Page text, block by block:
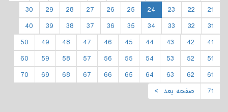
21
22
23
24
25
26
27
28
29
30
31
32
33
34
35
36
37
38
39
40
41
42
43
44
45
46
47
48
49
50
51
52
53
54
55
56
57
58
59
60
61
62
63
64
65
66
67
68
69
70
71
صفحه بعد >